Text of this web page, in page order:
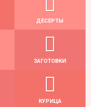
ДЕСЕРТЫ
ЗАГОТОВКИ
КУРИЦА